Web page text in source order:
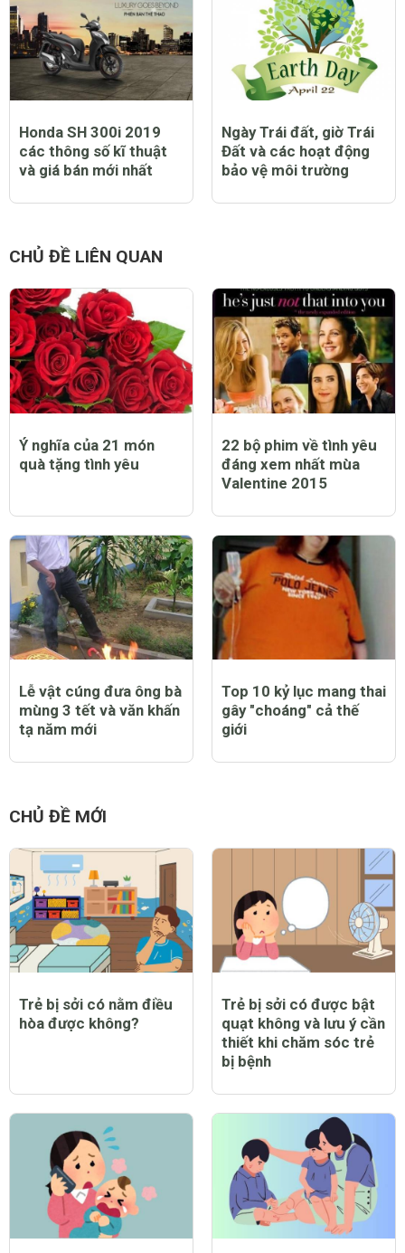
Honda SH 300i 2019
các thông số kĩ thuật
và giá bán mới nhất
Ngày Trái đất, giờ Trái
Đất và các hoạt động
bảo vệ môi trường
CHỦ ĐỀ LIÊN QUAN
Ý nghĩa của 21 món
quà tặng tình yêu
22 bộ phim về tình yêu
đáng xem nhất mùa
Valentine 2015
Lễ vật cúng đưa ông bà
mùng 3 tết và văn khấn
tạ năm mới
Top 10 kỷ lục mang thai
gây "choáng" cả thế
giới
CHỦ ĐỀ MỚI
Trẻ bị sởi có nằm điều
hòa được không?
Trẻ bị sởi có được bật
quạt không và lưu ý cần
thiết khi chăm sóc trẻ
bị bệnh